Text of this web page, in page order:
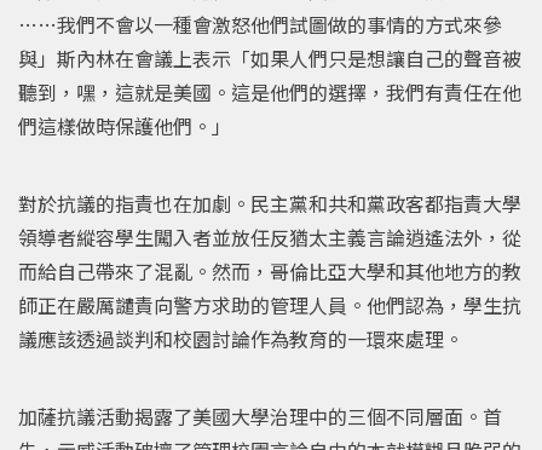
……我們不會以一種會激怒他們試圖做的事情的方式來參
與」斯內林在會議上表示「如果人們只是想讓自己的聲音被
聽到，嘿，這就是美國。這是他們的選擇，我們有責任在他
們這樣做時保護他們。」
對於抗議的指責也在加劇。民主黨和共和黨政客都指責大學
領導者縱容學生闖入者並放任反猶太主義言論逍遙法外，從
而給自己帶來了混亂。然而，哥倫比亞大學和其他地方的教
師正在嚴厲譴責向警方求助的管理人員。他們認為，學生抗
議應該透過談判和校園討論作為教育的一環來處理。
加薩抗議活動揭露了美國大學治理中的三個不同層面。首